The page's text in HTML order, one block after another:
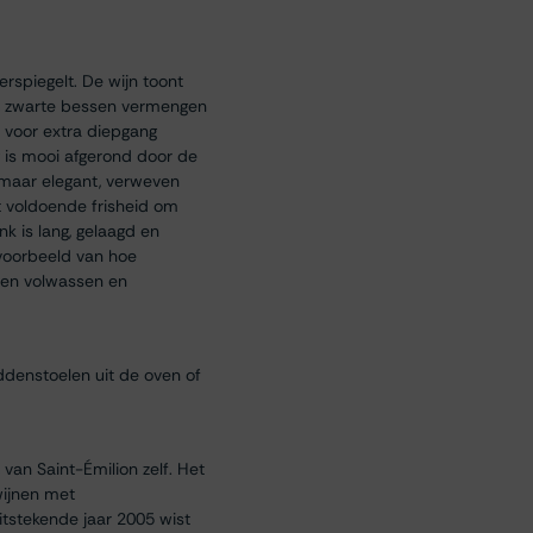
De wijn toont
bessen vermengen
extra diepgang
mooi afgerond door de
elegant, verweven
voldoende frisheid om
is lang, gelaagd en
van hoe
volwassen en
uit de oven of
Saint-Émilion zelf. Het
met
jaar 2005 wist